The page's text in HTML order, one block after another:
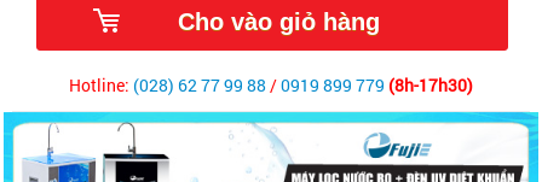
Hotline: (028) 62 77 99 88 /0919 899 779 (8h-17h30)